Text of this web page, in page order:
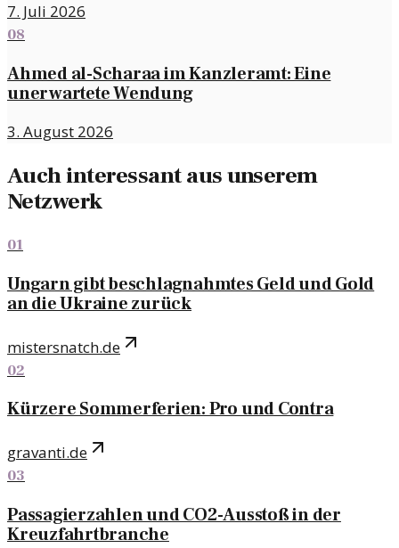
7. Juli 2026
08
Ahmed al-Scharaa im Kanzleramt: Eine
unerwartete Wendung
3. August 2026
Auch interessant aus unserem
Netzwerk
01
Ungarn gibt beschlagnahmtes Geld und Gold
an die Ukraine zurück
mistersnatch.de
02
Kürzere Sommerferien: Pro und Contra
gravanti.de
03
Passagierzahlen und CO2-Ausstoß in der
Kreuzfahrtbranche